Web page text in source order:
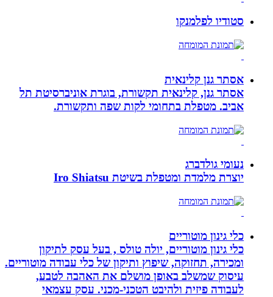
סטודיו לפלמנקו
אסתר גנן קלינאית
אסתר גנן, קלינאית תקשורת, בוגרת אוניברסיטת תל
אביב. מטפלת בתחומי לקות שפה ותקשורת.
נעומי גולדברג
יוצרת מלמדת ומטפלת בשיטת Iro Shiatsu
כלי גינון מוטוריים
כלי גינון מוטוריים, יולה טולס , בעל עסק לתיקון
ומכירה, תחזוקה, שיפוץ ותיקון של כלי עבודה מוטוריים.
עיסוק שמשלב באופן מושלם את האהבה לטבע,
לעבודה פיזית ולהיבט הטכני-מכני. עסק עצמאי